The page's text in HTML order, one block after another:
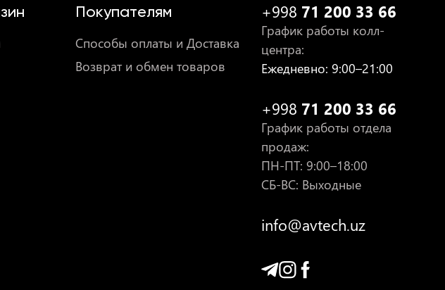
Покупателям
Способы оплаты и Доставка
Возврат и обмен товаров
+998 71 200 33 66
График работы колл-
центра:
Ежедневно: 9:00–21:00
+998 71 200 33 66
График работы отдела
продаж:
ПН-ПТ: 9:00–18:00
СБ-ВС: Выходные
info@avtech.uz